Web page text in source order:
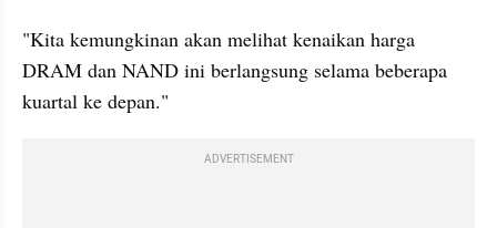
"Kita kemungkinan akan melihat kenaikan harga
DRAM dan NAND ini berlangsung selama beberapa
kuartal ke depan."
ADVERTISEMENT